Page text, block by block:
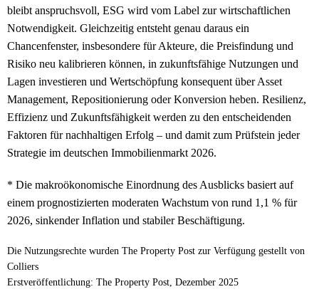
bleibt anspruchsvoll, ESG wird vom Label zur wirtschaftlichen
Notwendigkeit. Gleichzeitig entsteht genau daraus ein
Chancenfenster, insbesondere für Akteure, die Preisfindung und
Risiko neu kalibrieren können, in zukunftsfähige Nutzungen und
Lagen investieren und Wertschöpfung konsequent über Asset
Management, Repositionierung oder Konversion heben. Resilienz,
Effizienz und Zukunftsfähigkeit werden zu den entscheidenden
Faktoren für nachhaltigen Erfolg – und damit zum Prüfstein jeder
Strategie im deutschen Immobilienmarkt 2026.
* Die makroökonomische Einordnung des Ausblicks basiert auf
einem prognostizierten moderaten Wachstum von rund 1,1 % für
2026, sinkender Inflation und stabiler Beschäftigung.
Die Nutzungsrechte wurden The Property Post zur Verfügung gestellt von
Colliers
Erstveröffentlichung: The Property Post, Dezember 2025